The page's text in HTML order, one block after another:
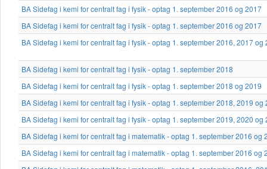
BA Sidefag i kemi for centralt fag i fysik - optag 1. september 2016 og 2017
BA Sidefag i kemi for centralt fag i fysik - optag 1. september 2016 og 2017
BA Sidefag i kemi for centralt fag i fysik - optag 1. september 2016, 2017 og
BA Sidefag i kemi for centralt fag i fysik - optag 1. september 2018
BA Sidefag i kemi for centralt fag i fysik - optag 1. september 2018 og 2019
BA Sidefag i kemi for centralt fag i fysik - optag 1. september 2018, 2019 og
BA Sidefag i kemi for centralt fag i fysik - optag 1. september 2019, 2020 og
BA Sidefag i kemi for centralt fag i matematik - optag 1. september 2016 og
BA Sidefag i kemi for centralt fag i matematik - optag 1. september 2016 og